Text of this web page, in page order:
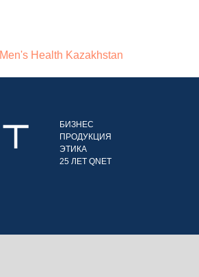
Men's Health Kazakhstan
БИЗНЕС
ПРОДУКЦИЯ
ЭТИКА
25 ЛЕТ QNET